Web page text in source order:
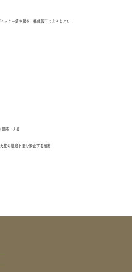
ュラー筋の緩み・機能低下によりまぶた
眼液 とは
性の眼瞼下垂を矯正する治療